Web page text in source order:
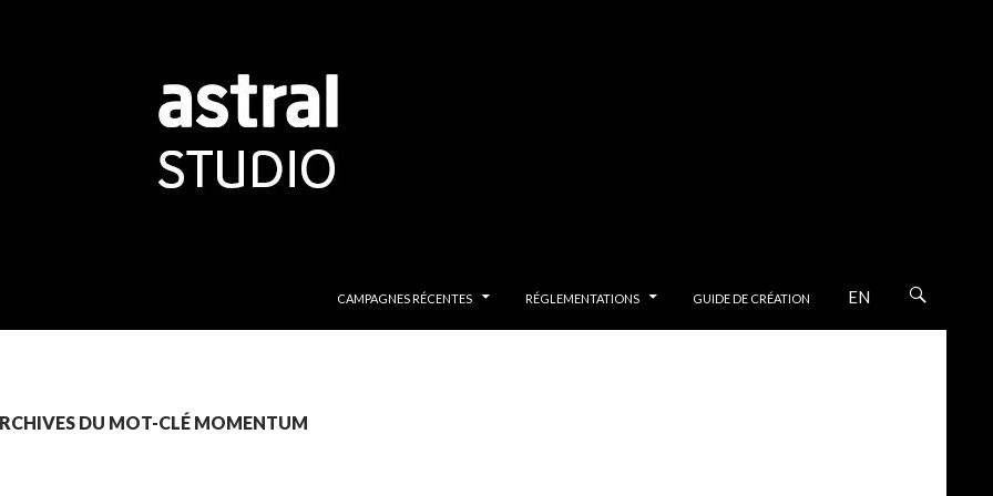
CAMPAGNES RÉCENTES
RÉGLEMENTATIONS GUIDE DE CRÉATION EN
DU MOT-CLÉ MOMENTUM